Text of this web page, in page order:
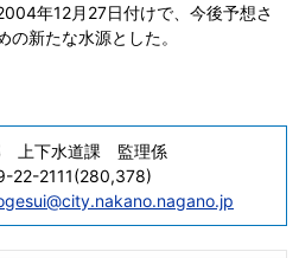
年12月27日付けで、今後予想さ
新たな水源とした。
上下水道課 監理係
22-2111(280,378)